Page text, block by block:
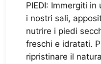
PIEDI: Immergiti
i nostri sali,
nutrire i piedi
freschi e idratati.
ripristinare il